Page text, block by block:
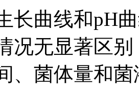
长曲线和pH
况无显著区
、菌体量和